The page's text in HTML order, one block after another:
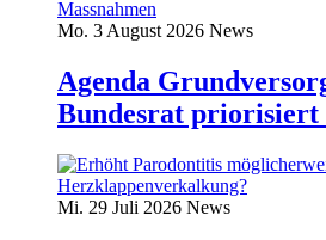
Mo. 3 August 2026 News
Agenda
Bundesrat priorisiert
Mi. 29 Juli 2026 News